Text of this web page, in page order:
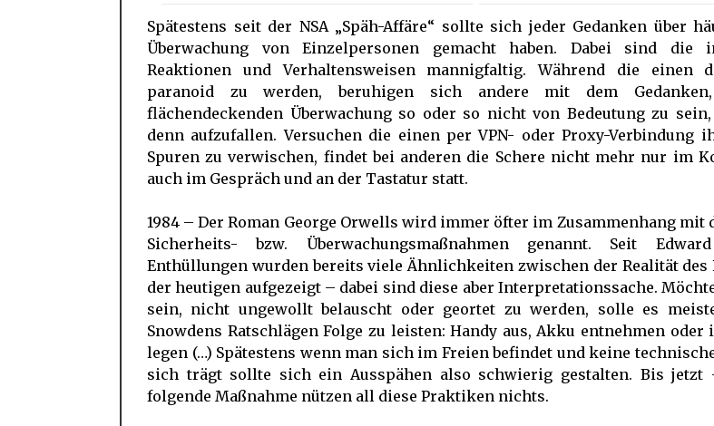
Spätestens seit der NSA „Späh-Affäre“ sollte sich jeder Gedanken über
Überwachung von Einzelpersonen gemacht haben. Dabei sind die
Reaktionen und Verhaltensweisen mannigfaltig. Während die einen
paranoid zu werden, beruhigen sich andere mit dem
flächendeckenden Überwachung so oder so nicht von Bedeutung zu sein,
denn aufzufallen. Versuchen die einen per VPN- oder Proxy-Verbindung
Spuren zu verwischen, findet bei anderen die Schere nicht mehr nur im
auch im Gespräch und an der Tastatur statt.
1984 – Der Roman George Orwells wird immer öfter im Zusammenhang mit
Sicherheits- bzw. Überwachungsmaßnahmen genannt. Seit
Enthüllungen wurden bereits viele Ähnlichkeiten zwischen der Realität des
der heutigen aufgezeigt – dabei sind diese aber Interpretationssache.
sein, nicht ungewollt belauscht oder geortet zu werden, solle es
Snowdens Ratschlägen Folge zu leisten: Handy aus, Akku entnehmen oder
legen (…) Spätestens wenn man sich im Freien befindet und keine
sich trägt sollte sich ein Ausspähen also schwierig gestalten. Bis jetzt
folgende Maßnahme nützen all diese Praktiken nichts.